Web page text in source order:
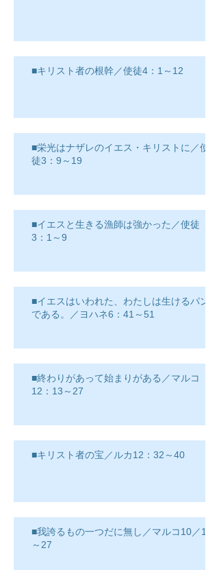
■キリスト者の根幹／使徒4：1～12
■栄光はナザレのイエス・キリストに／使
徒3：9～19
■イエスと生きる漁師は強かった／使徒
3：1～9
■イエスはいわれた、わたしは生けるパン
である。／ヨハネ6：41～51
■終わりがあって始まりがある／マルコ
12：13～27
■キリスト者の宝／ルカ12：32～40
■我誇るもの一つだに無し／マルコ10／17
～27